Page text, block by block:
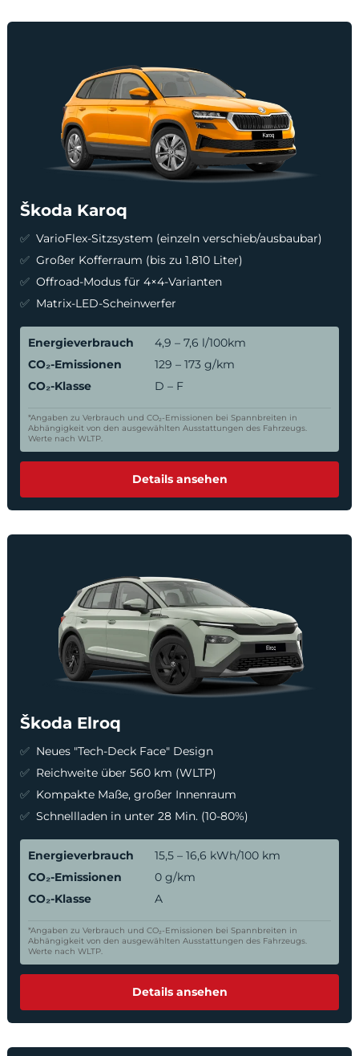
Škoda Karoq
VarioFlex-Sitzsystem (einzeln verschieb/ausbaubar)
Großer Kofferraum (bis zu 1.810 Liter)
Offroad-Modus für 4×4-Varianten
Matrix-LED-Scheinwerfer
Energieverbrauch
4,9 – 7,6 l/100km
CO₂-Emissionen
129 – 173 g/km
CO₂-Klasse
D – F
*Angaben zu Verbrauch und CO₂-Emissionen bei Spannbreiten in
Abhängigkeit von den ausgewählten Ausstattungen des Fahrzeugs.
Werte nach WLTP.
Details ansehen
Škoda Elroq
Neues "Tech-Deck Face" Design
Reichweite über 560 km (WLTP)
Kompakte Maße, großer Innenraum
Schnellladen in unter 28 Min. (10-80%)
Energieverbrauch
15,5 – 16,6 kWh/100 km
CO₂-Emissionen
0 g/km
CO₂-Klasse
A
*Angaben zu Verbrauch und CO₂-Emissionen bei Spannbreiten in
Abhängigkeit von den ausgewählten Ausstattungen des Fahrzeugs.
Werte nach WLTP.
Details ansehen